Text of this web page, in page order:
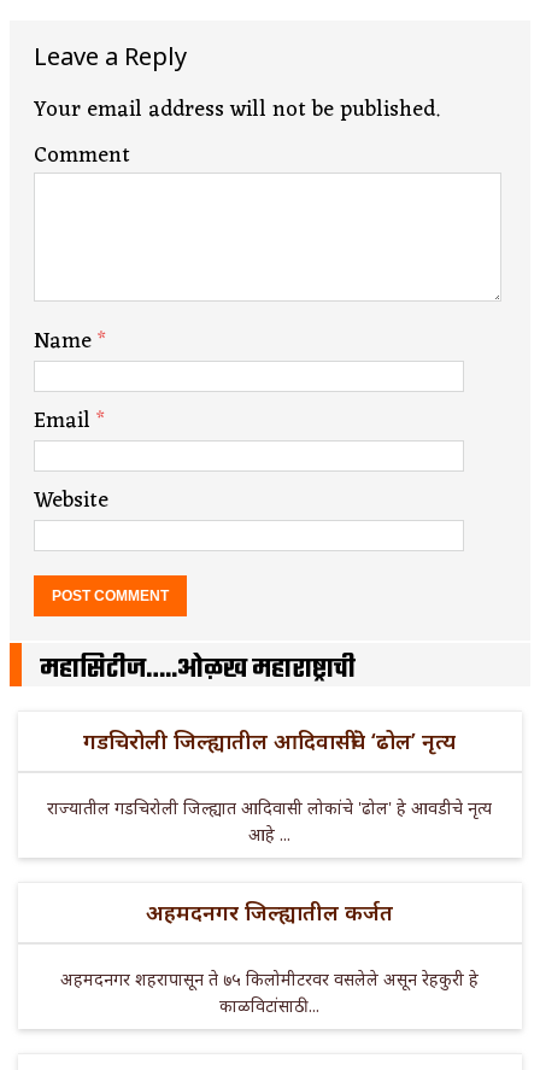
Leave a Reply
Your email address will not be published.
Comment
Name*
Email*
Website
महासिटीज…..ओळख महाराष्ट्राची
गडचिरोली जिल्ह्यातील आदिवासींचे ‘ढोल’ नृत्य
राज्यातील गडचिरोली जिल्ह्यात आदिवासी लोकांचे 'ढोल' हे आवडीचे नृत्य
आहे ...
अहमदनगर जिल्ह्यातील कर्जत
अहमदनगर शहरापासून ते ७५ किलोमीटरवर वसलेले असून रेहकुरी हे
काळविटांसाठी ...